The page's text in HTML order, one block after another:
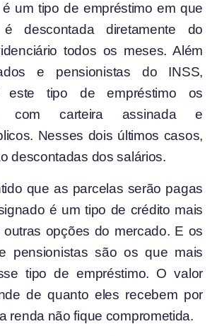
um tipo de empréstimo em que
descontada diretamente do
todos os meses. Além
e pensionistas do INSS,
este tipo de empréstimo os
com carteira assinada e
Nesses dois últimos casos,
descontadas dos salários.
que as parcelas serão pagas
é um tipo de crédito mais
opções do mercado. E os
pensionistas são os que mais
tipo de empréstimo. O valor
de quanto eles recebem por
renda não fique comprometida.